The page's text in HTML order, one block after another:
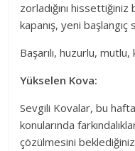
zorladığını hissettiğiniz
kapanış, yeni
Başarılı, huzurlu,
Yükselen Kova:
Sevgili Kovalar, bu
konularında
çözülmesini